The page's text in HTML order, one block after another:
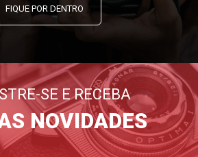
FIQUE POR DENTRO
SE E RECEBA
NOVIDADES